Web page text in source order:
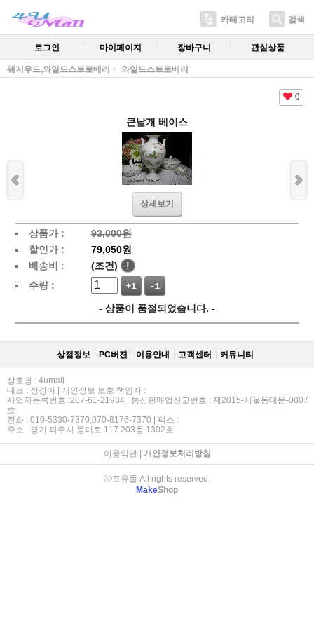
카테고리 검색
로그인 마이페이지 장바구니 관심상품
웨지우드,와일드스트로베리 와일드스트로베리
0
큰날개 베이스
상세보기
상품가 :
93,000원
할인가 :
79,050원
배송비 :
(조건)
!
수량 :
+1 -1
- 상품이 품절되었습니다. -
상점정보 PC버젼 이용안내 고객센터 커뮤니티
상호명 : 4umall
대표 : 정경아 | 개인정보 보호 책임자 :
사업자등록번호 :207-61-21984 | 통신판매업신고번호 : 제2015-서울동대문-0807
호
전화 : 010-5330-7370,070-8176-7370 | 팩스 :
주소 : 경기 파주시 동패로 117 203동 1302호
이용약관| 개인정보처리방침
ⓒ포유몰 All rights reserved.
MakeShop